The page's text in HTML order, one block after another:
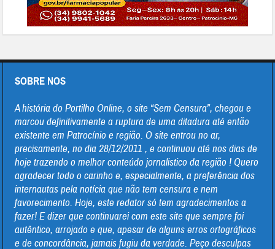
SOBRE NOS
A história do Portilho Online, o site “Sem Censura”, chegou e
marcou definitivamente a ruptura de uma ditadura até então
existente em Patrocínio e região. O site entrou no ar,
precisamente, no dia 28/12/2011 , e continuou até nos dias de
hoje trazendo o melhor conteúdo jornalistico da região ! Quero
agradecer todo o carinho e, especialmente, a preferência dos
internautas pela notícia que não tem censura e nem
favorecimento. Hoje, este redator só tem agradecimentos a
fazer! E dizer que continuarei com este site que sempre foi
autêntico, arrojado e que, apesar de alguns erros ortográficos
e de concordância, jamais fugiu da verdade. Peço desculpas